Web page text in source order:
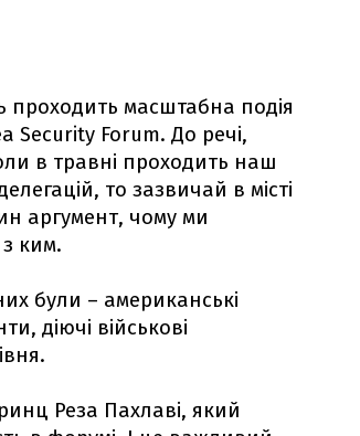
проходить масштабна подія
Security Forum. До речі,
в травні проходить наш
то зазвичай в місті
аргумент, чому ми
ким.
були – американські
діючі військові
Реза Пахлаві, який